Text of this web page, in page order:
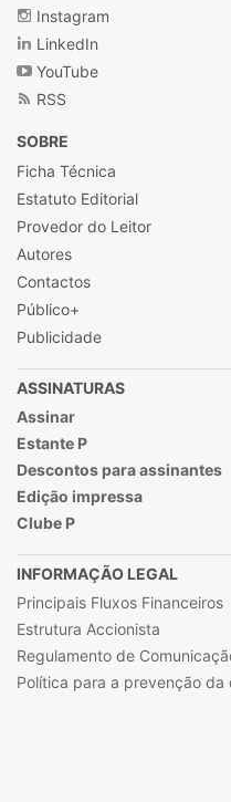
Instagram
LinkedIn
YouTube
RSS
SOBRE
Ficha Técnica
Estatuto Editorial
Provedor do Leitor
Autores
Contactos
Público+
Publicidade
ASSINATURAS
Assinar
Estante P
Descontos para assinantes
Edição impressa
Clube P
INFORMAÇÃO LEGAL
Principais Fluxos Financeiros
Estrutura Accionista
Regulamento de
Política para a prevenção